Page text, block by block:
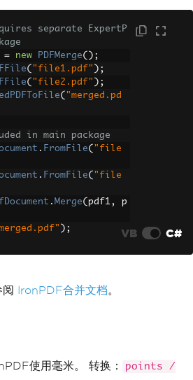
separate ExpertP
= new PDFMerge();
( "file1.pdf" );
( "file2.pdf" );
( "merged.pd
in main package
. FromFile( "file
. FromFile( "file
. Merge( pdf1,
p
); VB C#
IronPDF合并文档。
使用毫米。 转换：
points /